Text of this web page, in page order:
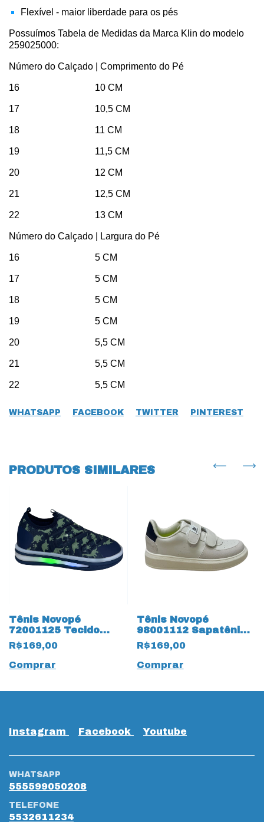
Flexível - maior liberdade para os pés
Possuímos Tabela de Medidas da Marca Klin do modelo
259025000:
Número do Calçado | Comprimento do Pé
16 10 CM
17 10,5 CM
18 11 CM
19 11,5 CM
20 12 CM
21 12,5 CM
22 13 CM
Número do Calçado | Largura do Pé
16 5 CM
17 5 CM
18 5 CM
19 5 CM
20 5,5 CM
21 5,5 CM
22 5,5 CM
WHATSAPP FACEBOOK TWITTER PINTEREST
PRODUTOS SIMILARES
Tênis Novopé
72001125 Tecido
Dinossauro Verde
com 18134 Marinho
R$169,00
Comprar
Tênis Novopé
98001112 Sapatênis
18811 Off White
R$169,00
Comprar
Instagram Facebook Youtube
WHATSAPP
555599050208
TELEFONE
5532611234